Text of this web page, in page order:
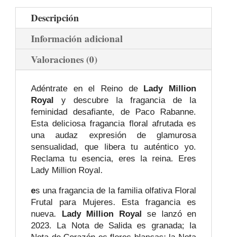
Descripción
Información adicional
Valoraciones (0)
Adéntrate en el Reino de
Lady Million
Royal
y descubre la fragancia de la
feminidad desafiante, de Paco Rabanne.
Esta deliciosa fragancia floral afrutada es
una audaz expresión de glamurosa
sensualidad, que libera tu auténtico yo.
Reclama tu esencia, eres la reina. Eres
Lady Million Royal.
es una fragancia de la familia olfativa Floral
Frutal para Mujeres. Esta fragancia es
nueva.
Lady Million Royal
se lanzó en
2023. La Nota de Salida es granada; la